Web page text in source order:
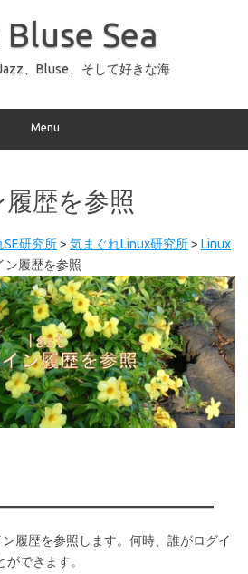
Sea
、Bluse、そして好きな海
Menu
歴を参照
SE研究所> 気まぐれLinux研究所> Linux
ン履歴を参照
履歴を参照します。何時、誰がログイ
できます。